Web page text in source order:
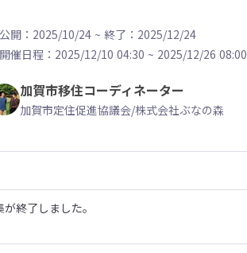
公開：2025/10/24 ~ 終了：2025/12/24
開催日程： 2025/12/10 04:30 ~ 2025/12/26 08:00
加賀市移住コーディネーター
加賀市定住促進協議会/株式会社ぶなの森
終了しました。